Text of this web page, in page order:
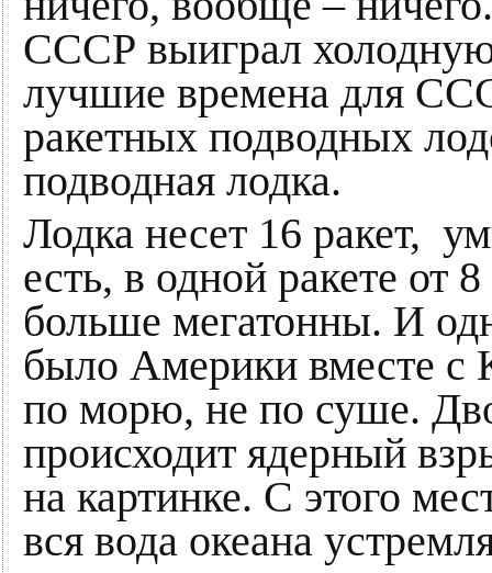
СССР выиграл
лучшие времена для
ракетных подводных
подводная лодка.
Лодка несет 16 ракет,
есть, в одной ракете от
больше мегатонны. И
было Америки вместе с
по морю, не по суше.
происходит ядерный
на картинке. С этого
вся вода океана